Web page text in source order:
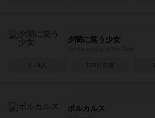
夕闇に笑う少女
1～4人 120分前後
ボルカルス